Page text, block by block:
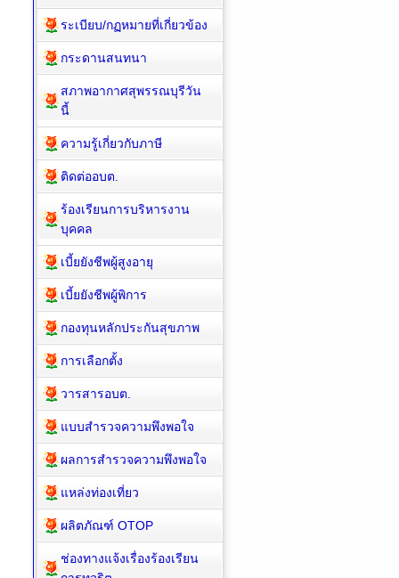
ระเบียบ/กฏหมายที่เกี่ยวข้อง
กระดานสนทนา
สภาพอากาศสุพรรณบุรีวัน
นี้
ความรู้เกี่ยวกับภาษี
ติดต่ออบต.
ร้องเรียนการบริหารงาน
บุคคล
เบี้ยยังชีพผู้สูงอายุ
เบี้ยยังชีพผู้พิการ
กองทุนหลักประกันสุขภาพ
การเลือกตั้ง
วารสารอบต.
แบบสำรวจความพึงพอใจ
ผลการสำรวจความพึงพอใจ
แหล่งท่องเที่ยว
ผลิตภัณฑ์ OTOP
ช่องทางแจ้งเรื่องร้องเรียน